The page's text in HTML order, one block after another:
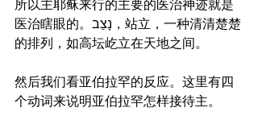
所以主耶稣来行的主要的医治神迹就是
医治瞎眼的。נָצַב，站立，一种清清楚楚
的排列，如高坛屹立在天地之间。
然后我们看亚伯拉罕的反应。这里有四
个动词来说明亚伯拉罕怎样接待主。